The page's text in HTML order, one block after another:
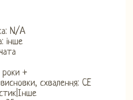
N/A
інше
роки +
схвалення: CE